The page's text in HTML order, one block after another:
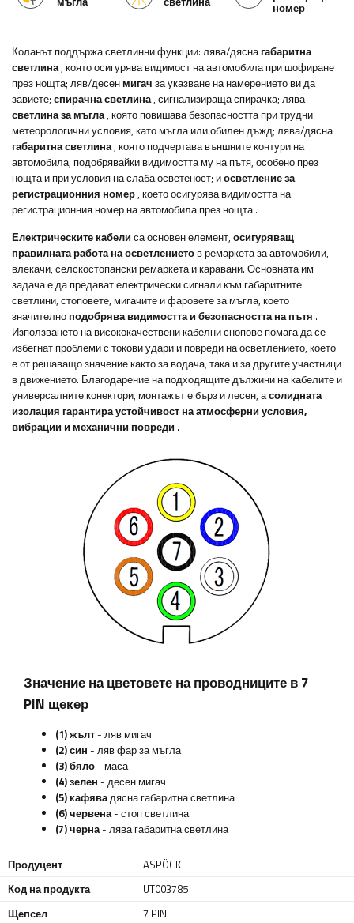
номер
Коланът поддържа светлинни функции: лява/дяснагабаритна
светлина, която осигурява видимост на автомобила при шофиране
през нощта; ляв/десен мигач за указване на намерението ви да
завиете; спирачна светлина, сигнализираща спирачка; лява
светлина за мъгла, която повишава безопасността при трудни
метеорологични условия, като мъгла или обилен дъжд; лява/дясна
габаритна светлина, която подчертава външните контури на
автомобила, подобрявайки видимостта му на пътя, особено през
нощта и при условия на слаба осветеност; иосветление за
регистрационния номер, което осигурява видимостта на
регистрационния номер на автомобила през нощта.
Електрическите кабели са основен елемент, осигуряващ
правилната работа на осветлението в ремаркета за автомобили,
влекачи, селскостопански ремаркета и каравани. Основната им
задача е да предават електрически сигнали към габаритните
светлини, стоповете, мигачите и фаровете за мъгла, което
значително подобрява видимостта и безопасността на пътя .
Използването на висококачествени кабелни снопове помага да се
избегнат проблеми с токови удари и повреди на осветлението, което
е от решаващо значение както за водача, така и за другите участници
в движението. Благодарение на подходящите дължини на кабелите и
универсалните конектори, монтажът е бърз и лесен, асолидната
изолация гарантира устойчивост на атмосферни условия,
вибрации и механични повреди .
Значение на цветовете на проводниците в 7
PIN щекер
(1) жълт - ляв мигач
(2) син - ляв фар за мъгла
(3) бяло - маса
(4) зелен - десен мигач
(5) кафявадясна габаритна светлина
(6) червена- стоп светлина
(7) черна- лява габаритна светлина
Продуцент
ASPÖCK
Код на продукта
UT003785
Щепсел
7 PIN